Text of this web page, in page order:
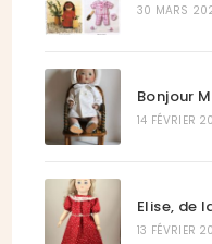
30 MARS
Bonjour
14 FÉVRIER
Elise, de
13 FÉVRIER